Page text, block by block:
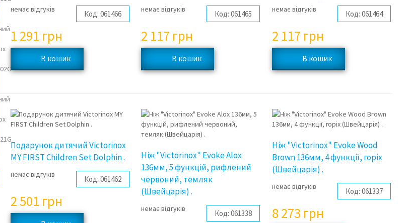
немає відгуків Код: 061466
1 291 грн
немає відгуків Код: 061465
2 117 грн
немає відгуків Код: 061464
2 117 грн
Подарунок дитячий Victorinox
MY FIRST Children Set Dolphin .
немає відгуків Код: 061462
2 501 грн
Ніж "Victorinox" Evoke Alox
136мм, 5 функцій, рифлений
червоний, темляк
(Швейцарія) .
немає відгуків Код: 061338
Ніж "Victorinox" Evoke Wood
Brown 136мм, 4 функції, горіх
(Швейцарія) .
немає відгуків Код: 061337
8 273 грн